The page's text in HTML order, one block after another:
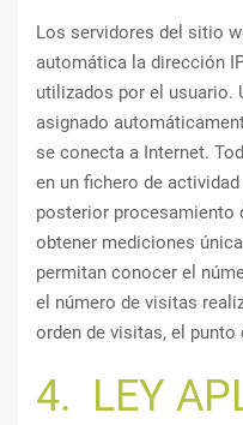
Los servidores del sitio
automática la dirección
utilizados por el usuario.
asignado
se conecta a Internet.
en un fichero de
posterior procesamiento
obtener mediciones
permitan conocer el
el número de visitas
orden de visitas, el punto
4. LEY